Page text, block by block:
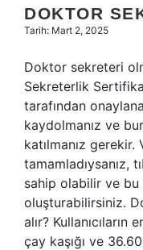
DOKTOR
Tarih: Mart 2, 2025
Doktor sekreteri
Sekreterlik
tarafından
kaydolmanız ve
katılmanız
tamamladıysanız,
sahip olabilir ve bu
oluşturabilirsiniz.
alır? Kullanıcıların
çay kaşığı ve